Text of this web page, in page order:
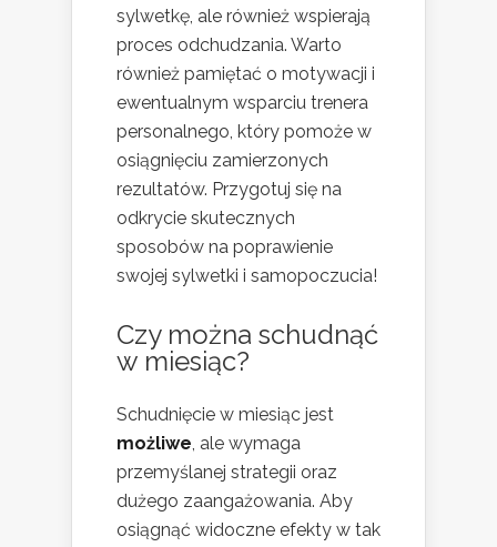
sylwetkę, ale również wspierają
proces odchudzania. Warto
również pamiętać o motywacji i
ewentualnym wsparciu trenera
personalnego, który pomoże w
osiągnięciu zamierzonych
rezultatów. Przygotuj się na
odkrycie skutecznych
sposobów na poprawienie
swojej sylwetki i samopoczucia!
Czy można schudnąć
w miesiąc?
Schudnięcie w miesiąc jest
możliwe, ale wymaga
przemyślanej strategii oraz
dużego zaangażowania. Aby
osiągnąć widoczne efekty w tak